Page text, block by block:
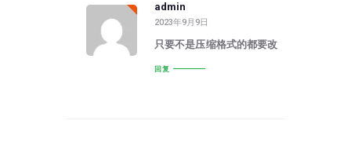
admin
2023年9月9日
只要不是压缩格式的都要改
回复